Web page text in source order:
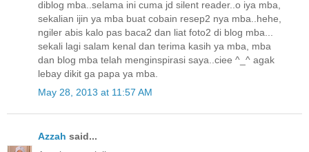
diblog mba..selama ini cuma jd silent reader..o iya mba,
sekalian ijin ya mba buat cobain resep2 nya mba..hehe,
ngiler abis kalo pas baca2 dan liat foto2 di blog mba...
sekali lagi salam kenal dan terima kasih ya mba, mba
dan blog mba telah menginspirasi saya..ciee ^_^ agak
lebay dikit ga papa ya mba.
May 28, 2013 at 11:57 AM
Azzah said...